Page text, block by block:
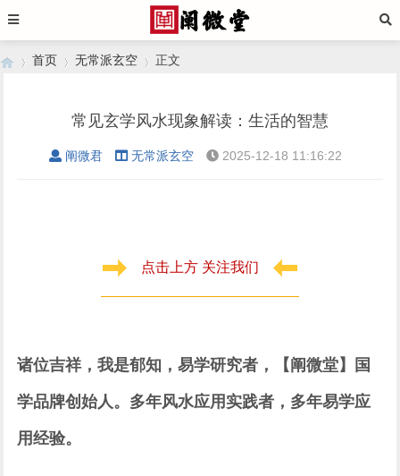
首页 无常派玄空 正文
常见玄学风水现象解读：生活的智慧
阐微君 无常派玄空 2025-12-18 11:16:22
点击上方 关注我们
诸位吉祥，我是郁知，易学研究者，【阐微堂】国
学品牌创始人。多年风水应用实践者，多年易学应
用经验。